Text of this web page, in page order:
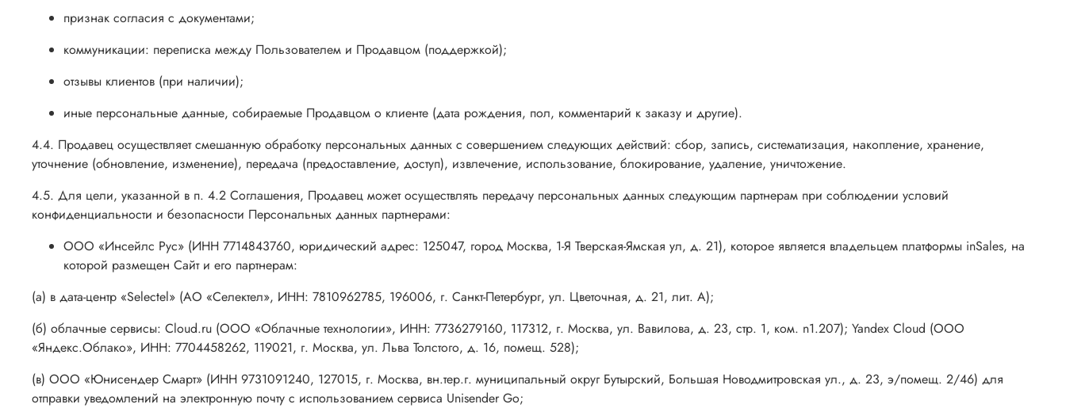
признак согласия с документами;
коммуникации: переписка между Пользователем и Продавцом (поддержкой);
отзывы клиентов (при наличии);
иные персональные данные, собираемые Продавцом о клиенте (дата рождения, пол, комментарий к заказу и другие).
4.4. Продавец осуществляет смешанную обработку персональных данных с совершением следующих действий: сбор, запись, систематизация, накопление, хранение,
уточнение (обновление, изменение), передача (предоставление, доступ), извлечение, использование, блокирование, удаление, уничтожение.
4.5. Для цели, указанной в п. 4.2 Соглашения, Продавец может осуществлять передачу персональных данных следующим партнерам при соблюдении условий
конфиденциальности и безопасности Персональных данных партнерами:
ООО «Инсейлс Рус» (ИНН 7714843760, юридический адрес: 125047, город Москва, 1-Я Тверская-Ямская ул, д. 21), которое является владельцем платформы inSales, на
которой размещен Сайт и его партнерам:
(а) в дата-центр «Selectel» (АО «Селектел», ИНН: 7810962785, 196006, г. Санкт-Петербург, ул. Цветочная, д. 21, лит. А);
(б) облачные сервисы: Cloud.ru (ООО «Облачные технологии», ИНН: 7736279160, 117312, г. Москва, ул. Вавилова, д. 23, стр. 1, ком. n1.207); Yandex Cloud (ООО
«Яндекс.Облако», ИНН: 7704458262, 119021, г. Москва, ул. Льва Толстого, д. 16, помещ. 528);
(в) ООО «Юнисендер Смарт» (ИНН 9731091240, 127015, г. Москва, вн.тер.г. муниципальный округ Бутырский, Большая Новодмитровская ул., д. 23, э/помещ. 2/46) для
отправки уведомлений на электронную почту с использованием сервиса Unisender Go;